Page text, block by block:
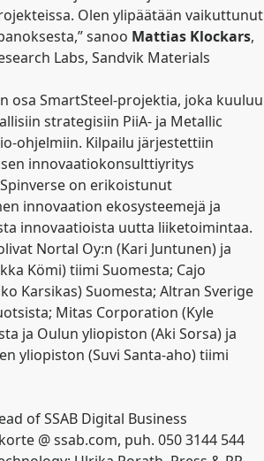
Olen ylipäätään vaikuttunut
sanoo Mattias Klockars,
Labs, Sandvik Materials
osa SmartSteel-projektia, joka kuuluu
strategisiin PiiA- ja Metallic
ohjelmiin. Kilpailu järjestettiin
innovaatiokonsulttiyritys
on erikoistunut
innovaation ekosysteemejä ja
innovaatioista uutta liiketoimintaa.
Nortal Oy:n (Kari Juntunen) ja
Kömi) tiimi Suomesta; Cajo
Karsikas) Suomesta; Altran Sverige
Mitas Corporation (Kyle
ja Oulun yliopiston (Aki Sorsa) ja
yliopiston (Suvi Santa-aho) tiimi
of SSAB Digital Business
@ ssab.com, puh. 050 3144 544